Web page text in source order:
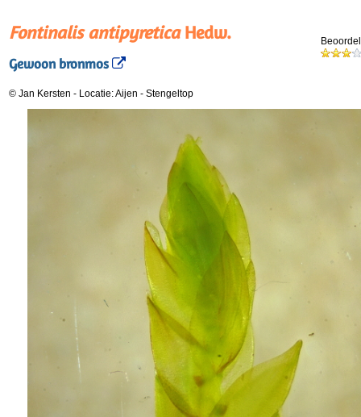
Fontinalis antipyreticaHedw.
Gewoon bronmos
© Jan Kersten - Locatie: Aijen - Stengeltop